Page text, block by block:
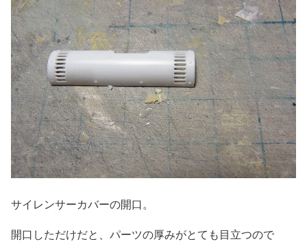
サイレンサーカバーの開口。
開口しただけだと、パーツの厚みがとても目立つので